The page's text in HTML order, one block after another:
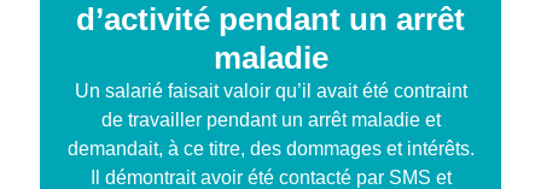
d’activité pendant un arrêt
maladie
Un salarié faisait valoir qu’il avait été contraint
de travailler pendant un arrêt maladie et
demandait, à ce titre, des dommages et intérêts.
Il démontrait avoir été contacté par SMS et